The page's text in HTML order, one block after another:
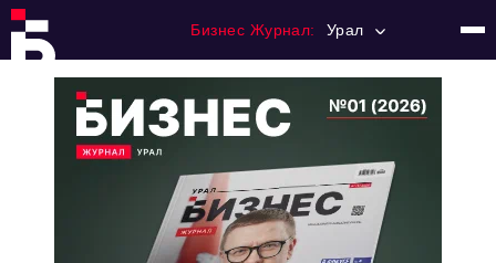
Бизнес Журнал: Урал